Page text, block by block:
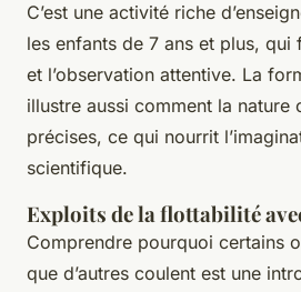
C’est une activité riche
les enfants de 7 ans et plus, qui
et l’observation attentive. La
illustre aussi comment la nature
précises, ce qui nourrit
scientifique.
Exploits de la flottabilité
Comprendre pourquoi certains
que d’autres coulent est une